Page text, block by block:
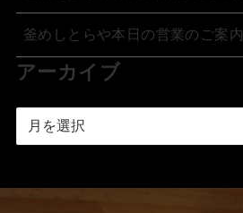
釜めしとらや本日の営業のご案内
アーカイブ